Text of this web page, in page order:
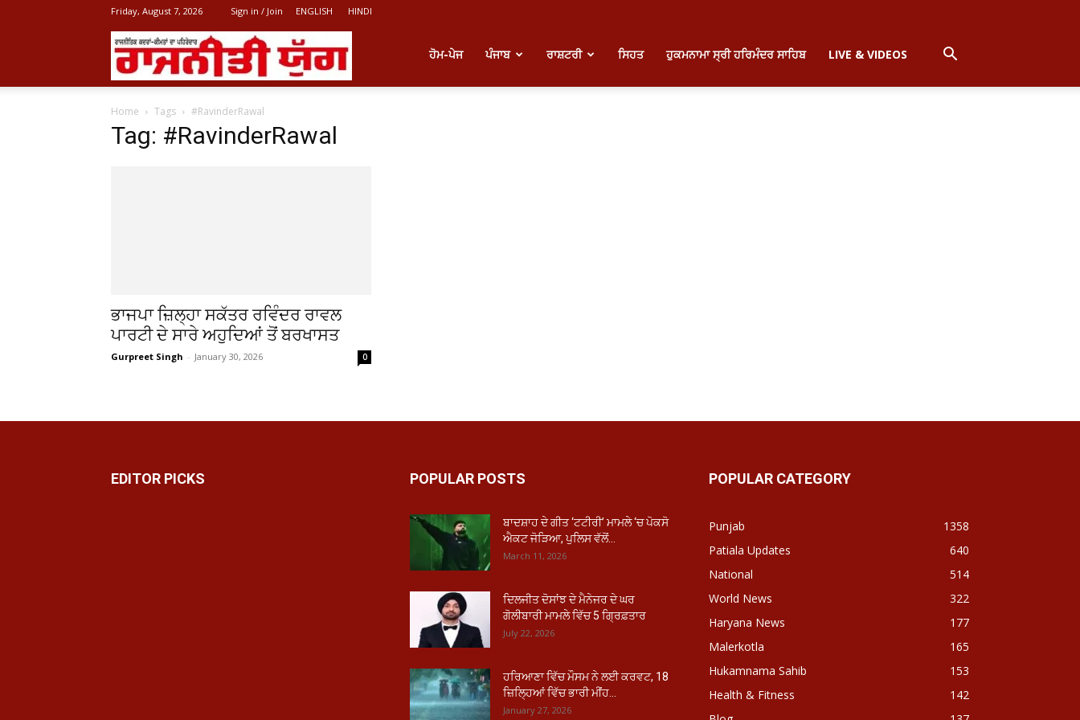
Friday, August 7, 2026 Sign in / Join ENGLISH HINDI
ਹੋਮ-ਪੇਜ ਪੰਜਾਬ ਰਾਸ਼ਟਰੀ ਸਿਹਤ ਹੁਕਮਨਾਮਾ ਸ੍ਰੀ ਹਰਿਮੰਦਰ ਸਾਹਿਬ LIVE & VIDEOS
Home Tags #RavinderRawal
Tag: #RavinderRawal
ਭਾਜਪਾ ਜ਼ਿਲ੍ਹਾ ਸਕੱਤਰ ਰਵਿੰਦਰ ਰਾਵਲ
ਪਾਰਟੀ ਦੇ ਸਾਰੇ ਅਹੁਦਿਆਂ ਤੋਂ ਬਰਖਾਸਤ
Gurpreet Singh - January 30, 2026 0
EDITOR PICKS POPULAR POSTS
ਬਾਦਸ਼ਾਹ ਦੇ ਗੀਤ ‘ਟਟੀਰੀ’ ਮਾਮਲੇ ‘ਚ ਪੋਕਸੋ
ਐਕਟ ਜੋੜਿਆ, ਪੁਲਿਸ ਵੱਲੋਂ...
March 11, 2026
ਦਿਲਜੀਤ ਦੋਸਾਂਝ ਦੇ ਮੈਨੇਜਰ ਦੇ ਘਰ
ਗੋਲੀਬਾਰੀ ਮਾਮਲੇ ਵਿੱਚ 5 ਗ੍ਰਿਫ਼ਤਾਰ
July 22, 2026
ਹਰਿਆਣਾ ਵਿੱਚ ਮੌਸਮ ਨੇ ਲਈ ਕਰਵਟ, 18
ਜ਼ਿਲ੍ਹਿਆਂ ਵਿੱਚ ਭਾਰੀ ਮੀਂਹ...
January 27, 2026
POPULAR CATEGORY
Punjab
1358
Patiala Updates
640
National
514
World News
322
Haryana News
177
Malerkotla
165
Hukamnama Sahib
153
Health & Fitness
142